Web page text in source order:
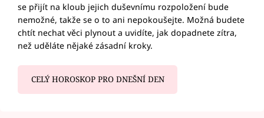
se přijít na kloub jejich duševnímu rozpoložení bude
nemožné, takže se o to ani nepokoušejte. Možná budete
chtít nechat věci plynout a uvidíte, jak dopadnete zítra,
než uděláte nějaké zásadní kroky.
CELÝ HOROSKOP PRO DNEŠNÍ DEN